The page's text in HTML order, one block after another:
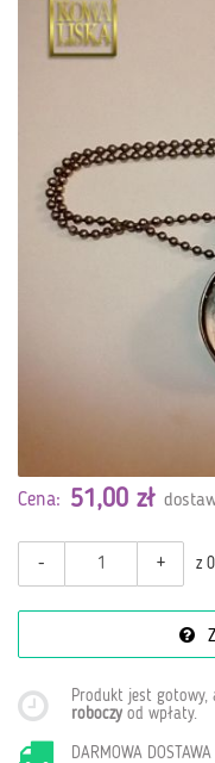
Cena: 51,00 zł
- + z
Produkt jest gotowy,
roboczy od wpłaty.
DARMOWA